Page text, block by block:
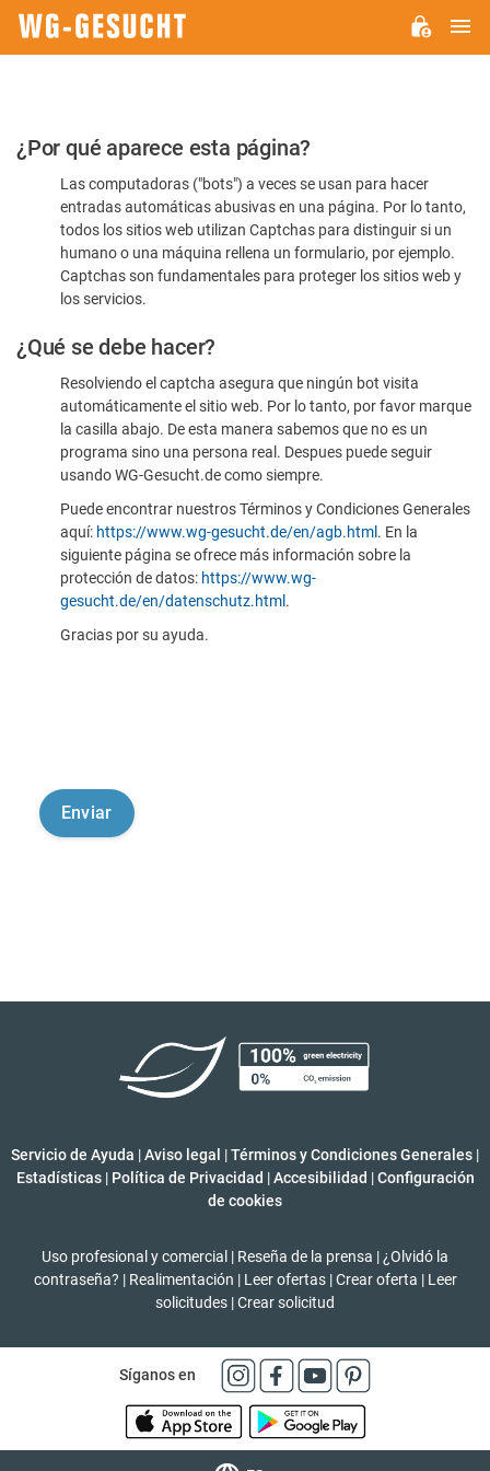
Por
favor,
confirme
humano
¿Por qué aparece esta página?
Las computadoras ("bots") a veces se usan para hacer
entradas automáticas abusivas en una página. Por lo tanto,
todos los sitios web utilizan Captchas para distinguir si un
humano o una máquina rellena un formulario, por ejemplo.
Captchas son fundamentales para proteger los sitios web y
los servicios.
¿Qué se debe hacer?
Resolviendo el captcha asegura que ningún bot visita
automáticamente el sitio web. Por lo tanto, por favor marque
la casilla abajo. De esta manera sabemos que no es un
programa sino una persona real. Despues puede seguir
usando WG-Gesucht.de como siempre.
Puede encontrar nuestros Términos y Condiciones Generales
aquí: https://www.wg-gesucht.de/en/agb.html . En la
siguiente página se ofrece más información sobre la
protección de datos: https://www.wg-
gesucht.de/en/datenschutz.html .
Gracias por su ayuda.
Servicio de Ayuda |Aviso legal |Términos y Condiciones Generales |
Estadísticas | Política de Privacidad | Accesibilidad | Configuración
de cookies
Uso profesional y comercial | Reseña de la prensa | ¿Olvidó la
contraseña? | Realimentación | Leer ofertas | Crear oferta | Leer
solicitudes |Crear solicitud
Síganos en